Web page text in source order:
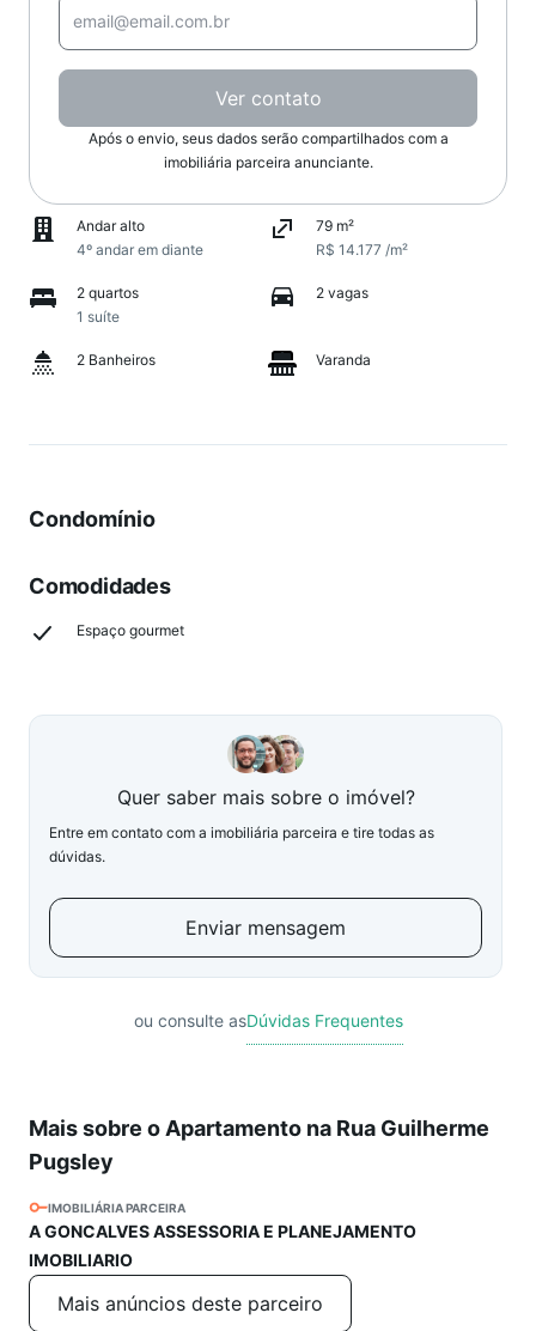
Ver contato
Após o envio, seus dados serão compartilhados com a
imobiliária parceira anunciante.
Andar alto
4º andar em diante
79 m²
R$ 14.177 /m²
2 quartos
1 suíte
2 vagas
2 Banheiros Varanda
Condomínio
Comodidades
Espaço gourmet
Quer saber mais sobre o imóvel?
Entre em contato com a imobiliária parceira e tire todas as
dúvidas.
Enviar mensagem
ou consulte asDúvidas Frequentes
Mais sobre o Apartamento na Rua Guilherme
Pugsley
IMOBILIÁRIA PARCEIRA
A GONCALVES ASSESSORIA E PLANEJAMENTO
IMOBILIARIO
Mais anúncios deste parceiro